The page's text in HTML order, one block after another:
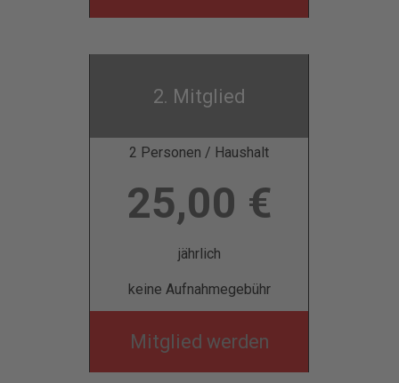
2. Mitglied
2 Personen / Haushalt
25,00 €
jährlich
keine Aufnahmegebühr
Mitglied werden